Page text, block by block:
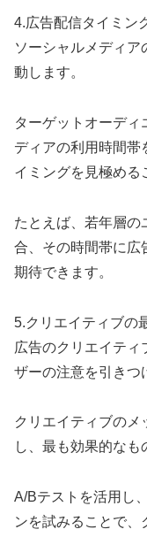
4.広告配信タイミン
ソーシャルメディ
動します。
ターゲットオーディ
ディアの利用時間帯
イミングを見極める
たとえば、若年層の
合、その時間帯に広
期待できます。
5.クリエイティブの
広告のクリエイティ
ザーの注意を引きつ
クリエイティブのメ
し、最も効果的なも
A/Bテストを活用し
ンを試みることで